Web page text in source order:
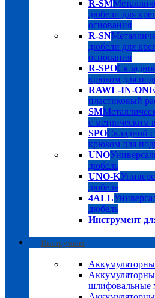
R-SM
дюбели для
основания
R-SN
дюбели для
основания
R-SPO
крюком для
RAWL-IN-ONE
пластиковый
SM
с метрическим
SPOСкладной
крюком для
UNO
дюбель
UNO-K
дюбель
4ALL
дюбель
Инструмент
Инструмент